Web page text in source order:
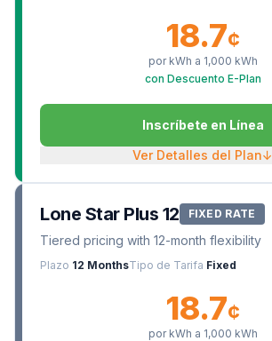
18.7¢
por kWh a 1,000 kWh
con Descuento E-Plan
Inscríbete en Línea
Ver Detalles del Plan↓
Lone Star Plus 12 FIXED RATE
Tiered pricing with 12-month flexibility
Plazo 12 MonthsTipo de Tarifa Fixed
18.7¢
por kWh a 1,000 kWh